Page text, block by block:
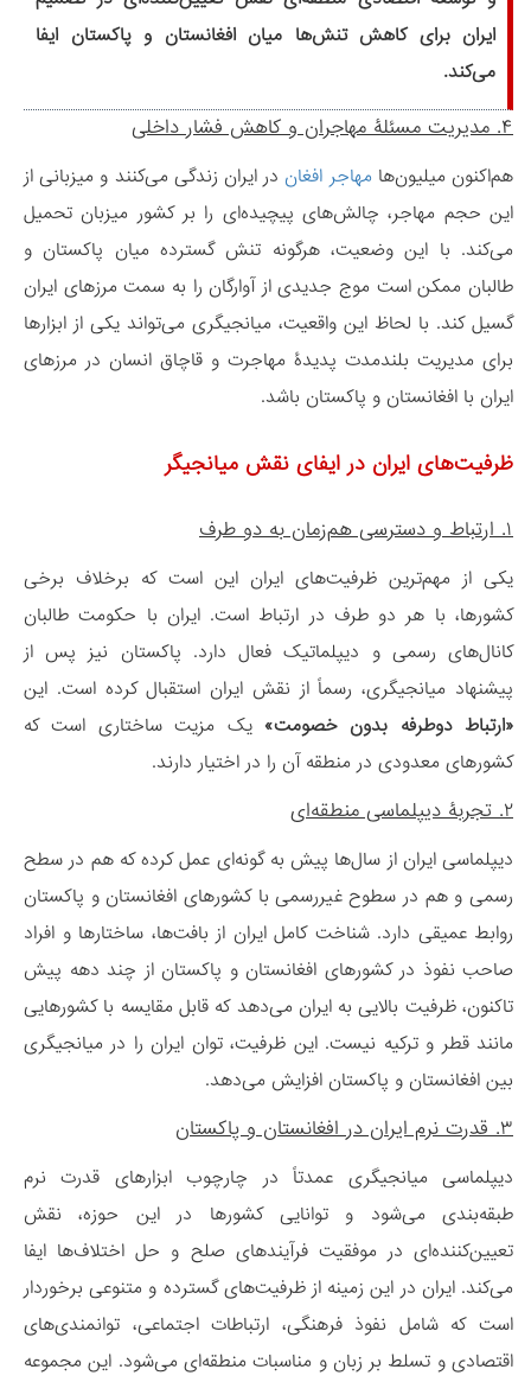
ایران برای کاهش تنش‌ها میان افغانستان و پاکستان ایفا
می‌کند.
۴. مدیریت مسئلۀ مهاجران و کاهش فشار داخلی
هم‌اکنون میلیون‌ها مهاجر افغان در ایران زندگی می‌کنند و میزبانی از
این حجم مهاجر، چالش‌های پیچیده‌ای را بر کشور میزبان تحمیل
می‌کند. با این وضعیت، هرگونه تنش گسترده میان پاکستان و
طالبان ممکن است موج جدیدی از آوارگان را به سمت مرزهای ایران
گسیل کند. با لحاظ این واقعیت، میانجیگری می‌تواند یکی از ابزارها
برای مدیریت بلندمدت پدیدۀ مهاجرت و قاچاق انسان در مرزهای
ایران با افغانستان و پاکستان باشد.
ظرفیت‌های ایران در ایفای نقش میانجیگر
۱. ارتباط و دسترسی هم‌زمان به دو طرف
یکی از مهم‌ترین ظرفیت‌های ایران این است که برخلاف برخی
کشورها، با هر دو طرف در ارتباط است. ایران با حکومت طالبان
کانال‌های رسمی و دیپلماتیک فعال دارد. پاکستان نیز پس از
پیشنهاد میانجیگری، رسماً از نقش ایران استقبال کرده است. این
«ارتباط دوطرفه بدون خصومت» یک مزیت ساختاری است که
کشورهای معدودی در منطقه آن را در اختیار دارند.
۲. تجربۀ دیپلماسی منطقه‌ای
دیپلماسی ایران از سال‌ها پیش به گونه‌ای عمل کرده که هم در سطح
رسمی و هم در سطوح غیررسمی با کشورهای افغانستان و پاکستان
روابط عمیقی دارد. شناخت کامل ایران از بافت‌ها، ساختارها و افراد
صاحب نفوذ در کشورهای افغانستان و پاکستان از چند دهه پیش
تاکنون، ظرفیت بالایی به ایران می‌دهد که قابل مقایسه با کشورهایی
مانند قطر و ترکیه نیست. این ظرفیت، توان ایران را در میانجیگری
بین افغانستان و پاکستان افزایش می‌دهد.
۳. قدرت نرم ایران در افغانستان و پاکستان
دیپلماسی میانجیگری عمدتاً در چارچوب ابزارهای قدرت نرم
طبقه‌بندی می‌شود و توانایی کشورها در این حوزه، نقش
تعیین‌کننده‌ای در موفقیت فرآیندهای صلح و حل اختلاف‌ها ایفا
می‌کند. ایران در این زمینه از ظرفیت‌های گسترده و متنوعی برخوردار
است که شامل نفوذ فرهنگی، ارتباطات اجتماعی، توانمندی‌های
اقتصادی و تسلط بر زبان و مناسبات منطقه‌ای می‌شود. این مجموعه